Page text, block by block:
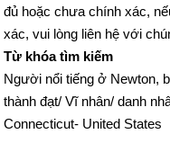
đủ hoặc chưa chính xác,
xác, vui lòng liên hệ với
Từ khóa tìm kiếm
Người nổi tiếng ở Newton,
thành đạt/ Vĩ nhân/ danh
Connecticut- United States